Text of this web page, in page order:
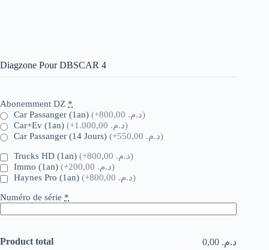
Diagzone Pour DBSCAR 4
Abonemment DZ *
Car Passanger (1an)
(+د.م. 800,00)
Car+Ev (1an)
(+د.م. 1.000,00)
Car Passanger (14 Jours)
(+د.م. 550,00)
Trucks HD (1an)
(+د.م. 800,00)
Immo (1an)
(+د.م. 200,00)
Haynes Pro (1an)
(+د.م. 800,00)
Numéro de série *
Product total
د.م. 0,00